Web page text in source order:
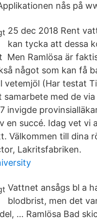
nås på
25 dec 2018 Rent
kan tycka att dessa
Men Ramlösa är
något som kan få
vetemjöl (Har testat
samarbete med de
invigde
en succé. Idag vet
Välkommen till dina
Lakritsfabriken.
Vattnet ansågs bl a
blodbrist, men det
… Ramlösa Bad